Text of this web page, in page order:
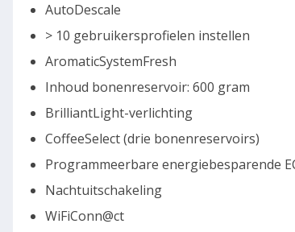
AutoDescale
> 10 gebruikersprofielen instellen
AromaticSystemFresh
Inhoud bonenreservoir: 600 gram
BrilliantLight-verlichting
CoffeeSelect (drie bonenreservoirs)
Programmeerbare energiebesparende
Nachtuitschakeling
WiFiConn@ct